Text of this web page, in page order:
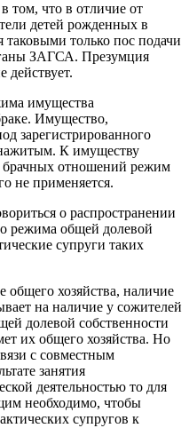
том, что в отличие от
детей рожденных в
таковыми только пос подачи
ЗАГСА. Презумция
действует.
имущества
Имущество,
зарегистрированного
К имуществу
брачных отношений режим
не применяется.
о распространении
режима общей долевой
супруги таких
хозяйства, наличие
на наличие у сожителей
долевой собственности
их общего хозяйства. Но
с совместным
занятия
деятельностью то для
необходимо, чтобы
супругов к